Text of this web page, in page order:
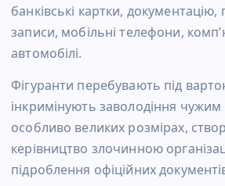
банківські картки,
записи, мобільні телефони,
автомобілі.
Фігуранти перебувають під
інкримінують заволодіння
особливо великих розмірах,
керівництво злочинною
підроблення офіційних